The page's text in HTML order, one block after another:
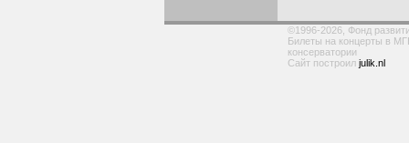
©1996-2026, Фонд
Билеты на концерты в
консерватории
Сайт построил julik.nl